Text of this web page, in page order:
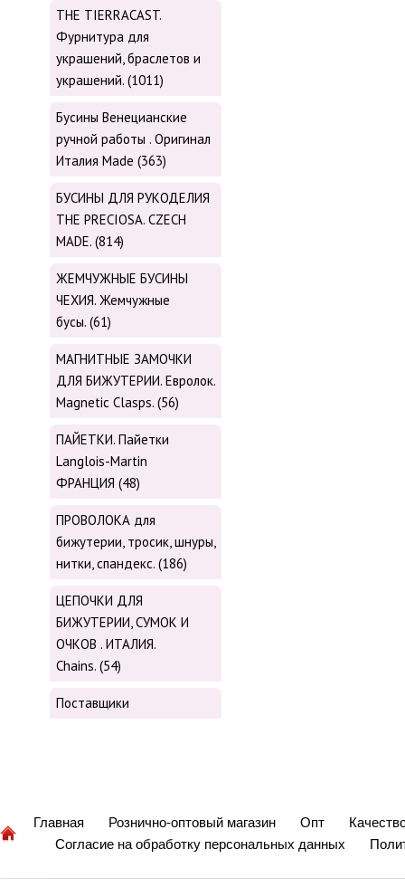
THE TIERRACAST.
Фурнитура для
украшений, браслетов и
украшений. (1011)
Бусины Венецианские
ручной работы . Оригинал
Италия Made (363)
БУСИНЫ ДЛЯ РУКОДЕЛИЯ
THE PRECIOSA. CZECH
MADE. (814)
ЖЕМЧУЖНЫЕ БУСИНЫ
ЧЕХИЯ. Жемчужные
бусы. (61)
МАГНИТНЫЕ ЗАМОЧКИ
ДЛЯ БИЖУТЕРИИ. Евролок.
Magnetic Сlasps. (56)
ПАЙЕТКИ. Пайетки
Langlois-Martin
ФРАНЦИЯ (48)
ПРОВОЛОКА для
бижутерии, тросик, шнуры,
нитки, cпандекс. (186)
ЦЕПОЧКИ ДЛЯ
БИЖУТЕРИИ, СУМОК И
ОЧКОВ . ИТАЛИЯ.
Chains. (54)
Поставщики
Главная Рознично-оптовый магазин Опт
Согласие на обработку персональных данных